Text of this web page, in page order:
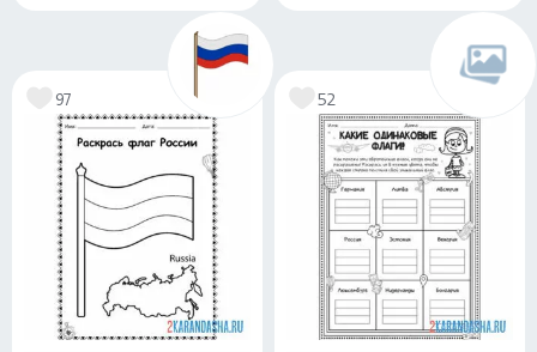
97 52